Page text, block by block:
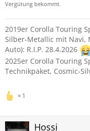
Vergütung bekommt.
2019er Corolla Touring
Silber-Metallic mit Navi,
Auto): R.I.P. 28.4.2026
2025er Corolla Touring
Technikpaket, Cosmic-
1
Hossi